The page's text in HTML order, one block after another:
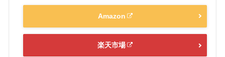
Amazon
楽天市場